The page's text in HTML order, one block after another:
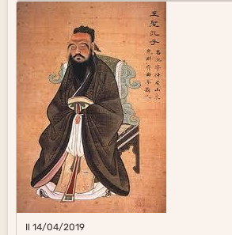
Il 14/04/2019